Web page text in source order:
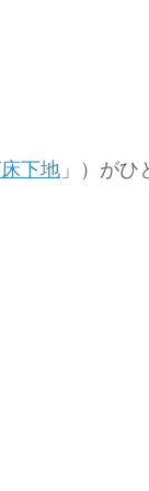
下地 」）がひ